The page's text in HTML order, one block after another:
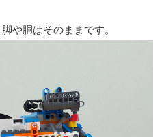
や胴はそのままです。